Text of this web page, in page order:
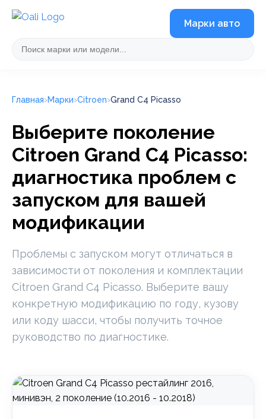
Марки авто
Главная Марки Citroen Grand C4 Picasso
Выберите поколение
Citroen Grand C4 Picasso:
диагностика проблем с
запуском для вашей
модификации
Проблемы с запуском могут отличаться в
зависимости от поколения и комплектации
Citroen Grand C4 Picasso. Выберите вашу
конкретную модификацию по году, кузову
или коду шасси, чтобы получить точное
руководство по диагностике.